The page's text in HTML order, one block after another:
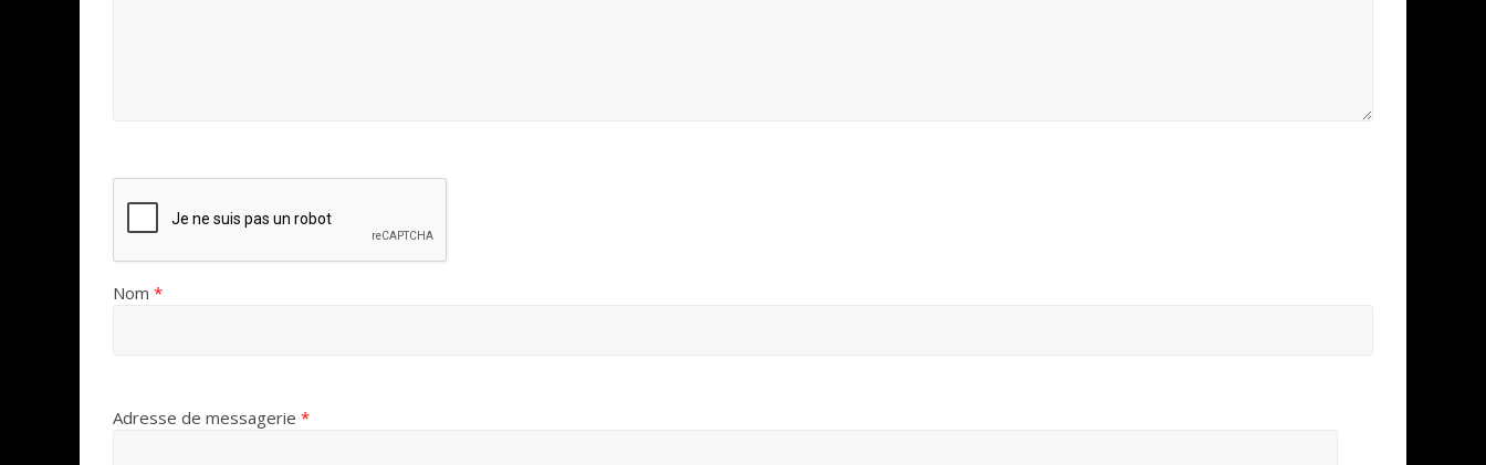
Nom *
Adresse de messagerie *